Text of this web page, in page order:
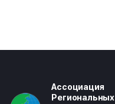
Ассоциация
Региональных